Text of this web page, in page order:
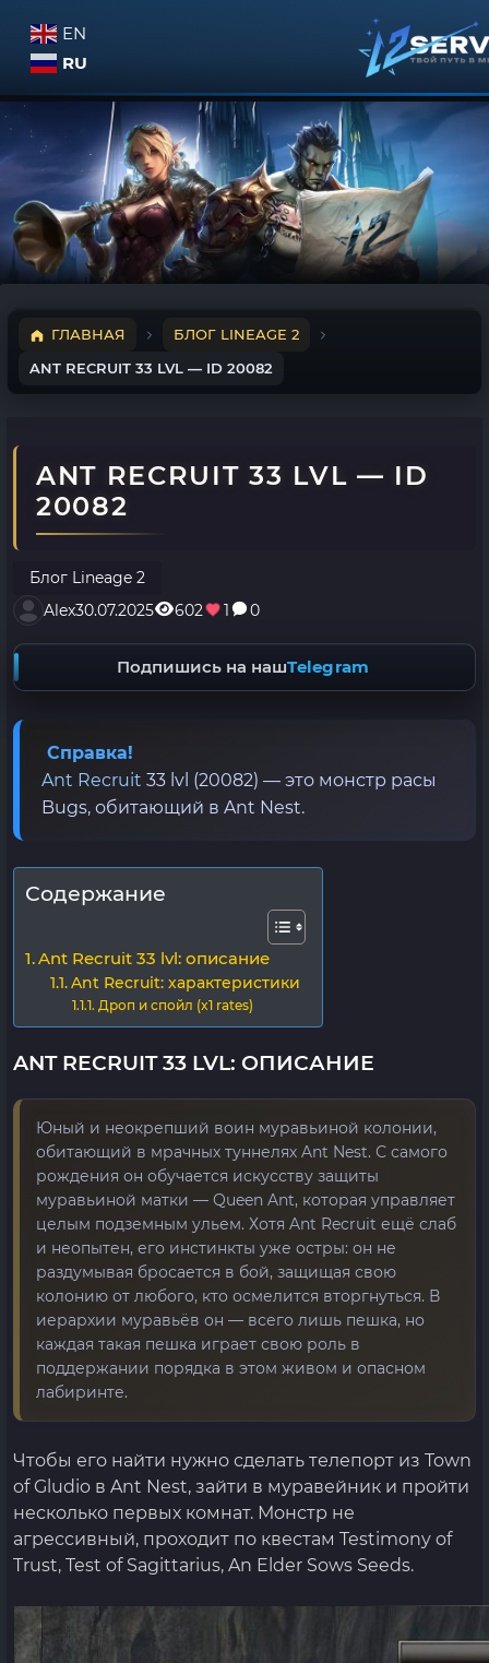
EN
RU
ГЛАВНАЯ
БЛОГ LINEAGE 2
ANT RECRUIT 33 LVL — ID 20082
ANT RECRUIT 33 LVL — ID
20082
Блог Lineage 2
Alex30.07.2025 602 1 0
Подпишись на нашTelegram
Справка!
Ant Recruit 33 lvl (20082) — это монстр расы
Bugs, обитающий в Ant Nest.
Содержание
Ant Recruit 33 lvl: описание
Ant Recruit: характеристики
Дроп и спойл (x1 rates)
ANT RECRUIT 33 LVL: ОПИСАНИЕ
Юный и неокрепший воин муравьиной колонии,
обитающий в мрачных туннелях Ant Nest. С самого
рождения он обучается искусству защиты
муравьиной матки — Queen Ant, которая управляет
целым подземным ульем. Хотя Ant Recruit ещё слаб
и неопытен, его инстинкты уже остры: он не
раздумывая бросается в бой, защищая свою
колонию от любого, кто осмелится вторгнуться. В
иерархии муравьёв он — всего лишь пешка, но
каждая такая пешка играет свою роль в
поддержании порядка в этом живом и опасном
лабиринте.
Чтобы его найти нужно сделать телепорт из Town
of Gludio в Ant Nest, зайти в муравейник и пройти
несколько первых комнат. Монстр не
агрессивный, проходит по квестам Testimony of
Trust, Test of Sagittarius, An Elder Sows Seeds.